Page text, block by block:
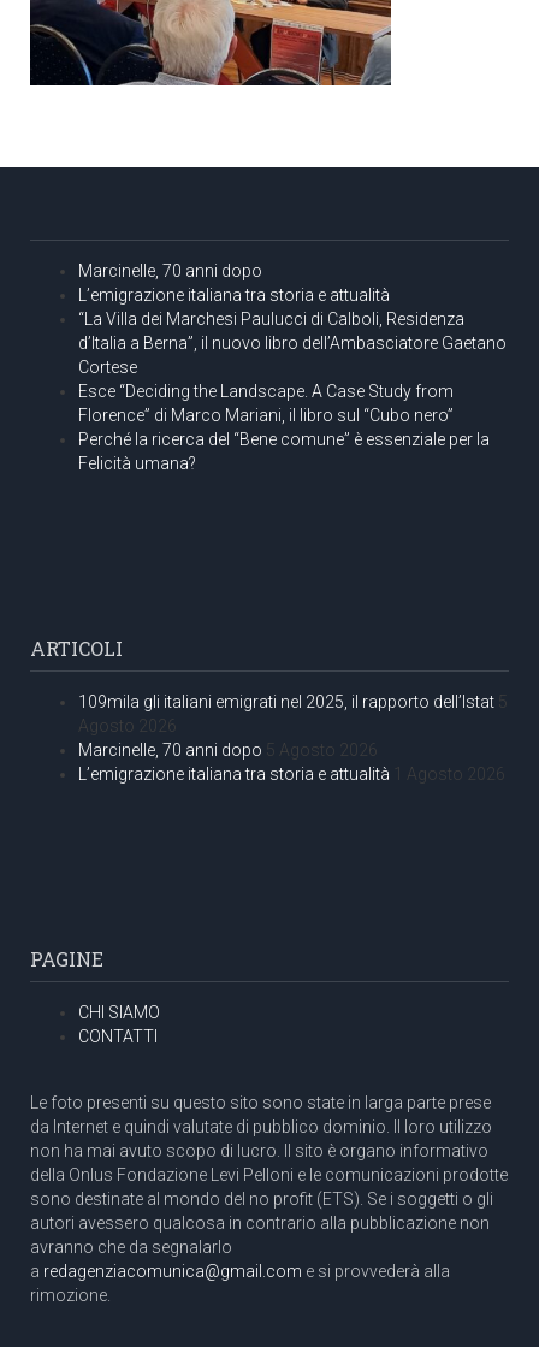
Marcinelle, 70 anni dopo
L’emigrazione italiana tra storia e attualità
“La Villa dei Marchesi Paulucci di Calboli, Residenza
d’Italia a Berna”, il nuovo libro dell’Ambasciatore Gaetano
Cortese
Esce “Deciding the Landscape. A Case Study from
Florence” di Marco Mariani, il libro sul “Cubo nero”
Perché la ricerca del “Bene comune” è essenziale per la
Felicità umana?
ARTICOLI
109mila gli italiani emigrati nel 2025, il rapporto dell’Istat 5
Agosto 2026
Marcinelle, 70 anni dopo 5 Agosto 2026
L’emigrazione italiana tra storia e attualità 1 Agosto 2026
PAGINE
CHI SIAMO
CONTATTI
Le foto presenti su questo sito sono state in larga parte prese
da Internet e quindi valutate di pubblico dominio. Il loro utilizzo
non ha mai avuto scopo di lucro. Il sito è organo informativo
della Onlus Fondazione Levi Pelloni e le comunicazioni prodotte
sono destinate al mondo del no profit (ETS). Se i soggetti o gli
autori avessero qualcosa in contrario alla pubblicazione non
avranno che da segnalarlo
a redagenziacomunica@gmail.com e si provvederà alla
rimozione.